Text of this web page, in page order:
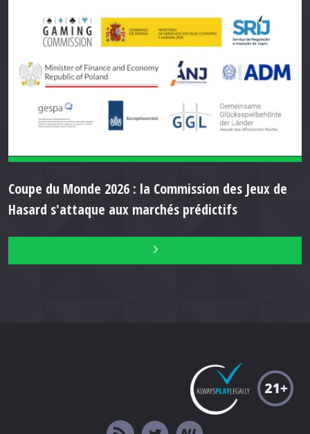
Coupe du Monde 2026 : la Commission des Jeux de
Hasard s'attaque aux marchés prédictifs